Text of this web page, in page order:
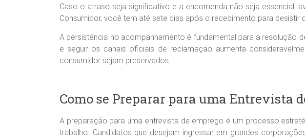
Caso o atraso seja significativo e a encomenda não seja essencial,
Consumidor, você tem até sete dias após o recebimento para desistir
A persistência no acompanhamento é fundamental para a
e seguir os canais oficiais de reclamação aumenta
consumidor sejam preservados.
Como se Preparar para uma Entrevista
A preparação para uma entrevista de emprego é um processo
trabalho. Candidatos que desejam ingressar em grandes